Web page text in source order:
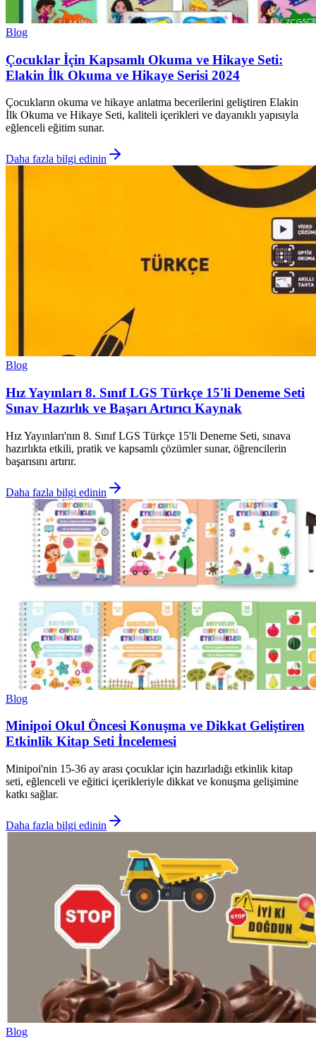
Blog
Çocuklar İçin Kapsamlı Okuma ve Hikaye Seti:
Elakin İlk Okuma ve Hikaye Serisi 2024
Çocukların okuma ve hikaye anlatma becerilerini geliştiren Elakin
İlk Okuma ve Hikaye Seti, kaliteli içerikleri ve dayanıklı yapısıyla
eğlenceli eğitim sunar.
Daha fazla bilgi edinin
Blog
Hız Yayınları 8. Sınıf LGS Türkçe 15'li Deneme Seti
Sınav Hazırlık ve Başarı Artırıcı Kaynak
Hız Yayınları'nın 8. Sınıf LGS Türkçe 15'li Deneme Seti, sınava
hazırlıkta etkili, pratik ve kapsamlı çözümler sunar, öğrencilerin
başarısını artırır.
Daha fazla bilgi edinin
Blog
Minipoi Okul Öncesi Konuşma ve Dikkat Geliştiren
Etkinlik Kitap Seti İncelemesi
Minipoi'nin 15-36 ay arası çocuklar için hazırladığı etkinlik kitap
seti, eğlenceli ve eğitici içerikleriyle dikkat ve konuşma gelişimine
katkı sağlar.
Daha fazla bilgi edinin
Blog